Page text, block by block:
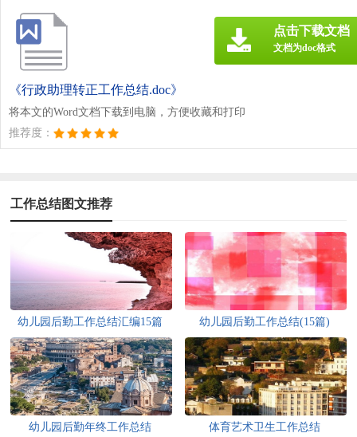
《行政助理转正工作总结.doc》
将本文的Word文档下载到电脑，方便收藏和打印
推荐度：
点击下载文档
文档为doc格式
工作总结图文推荐
幼儿园后勤工作总结汇编15篇 幼儿园后勤工作总结(15篇)
幼儿园后勤年终工作总结 体育艺术卫生工作总结